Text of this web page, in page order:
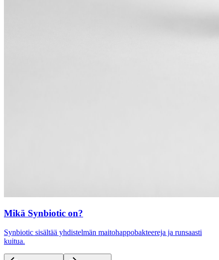
Mikä Synbiotic on?
Synbiotic sisältää yhdistelmän maitohappobakteereja ja runsaasti
kuitua.